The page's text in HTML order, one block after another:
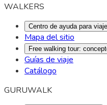
WALKERS
Centro de ayuda para
Mapa del sitio
Free walking tour:
Guías de viaje
Catálogo
GURUWALK